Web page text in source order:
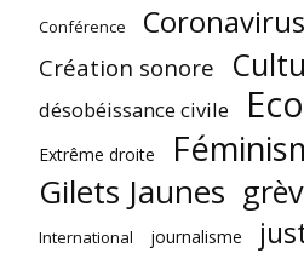
Conférence Coronavirus
Création sonore
désobéissance civile
Extrême droite
Gilets Jaunes
International journalisme